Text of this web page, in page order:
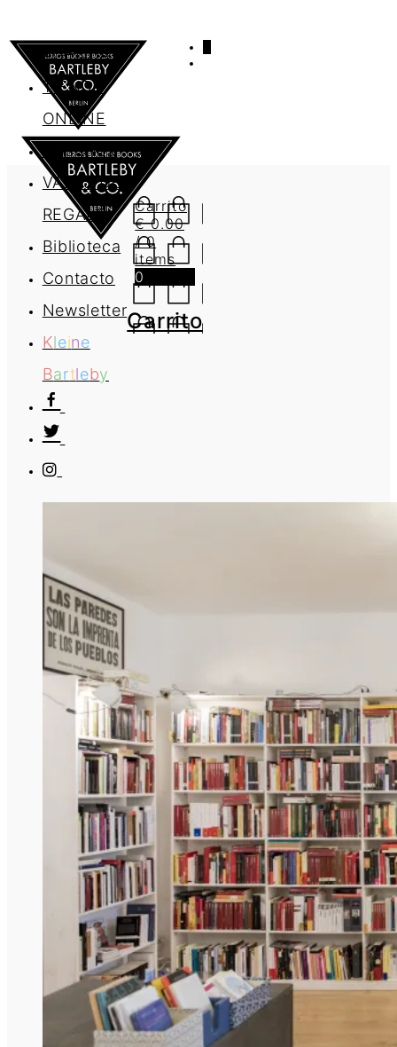
AGENDA
TIENDA
ONLINE
Nosotros
VALES DE
REGALO
Biblioteca
Contacto
Newsletter
Kleine
Bartleby
Carrito
€0.00
/ 0
items
0
Carrito